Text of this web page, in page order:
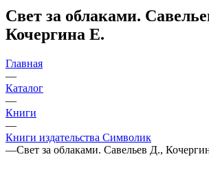
Свет за облаками.
Кочергина Е.
Главная
—
Каталог
—
Книги
—
Книги издательства Символик
—Свет за облаками. Савельев Д.,